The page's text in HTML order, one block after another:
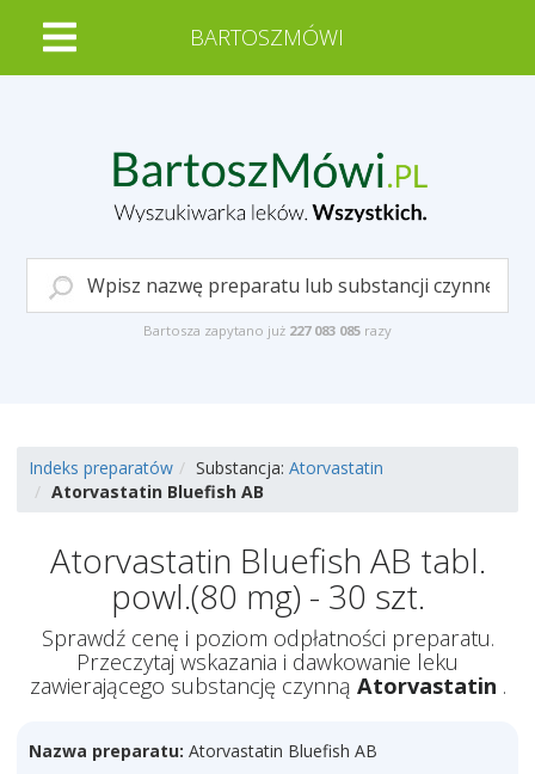
BARTOSZMÓWI
Bartosza zapytano już 227 083 085 razy
Indeks preparatów Substancja: Atorvastatin
Atorvastatin Bluefish AB
Atorvastatin Bluefish AB tabl.
powl.(80 mg) - 30 szt.
Sprawdź cenę i poziom odpłatności preparatu.
Przeczytaj wskazania i dawkowanie leku
zawierającego substancję czynną Atorvastatin .
Nazwa preparatu: Atorvastatin Bluefish AB